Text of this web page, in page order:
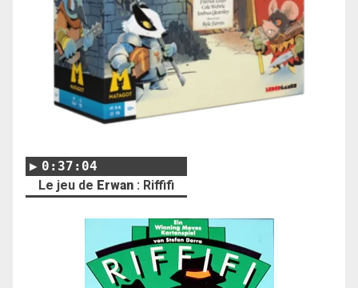
0:37:04
Le jeu de Erwan : Riffifi